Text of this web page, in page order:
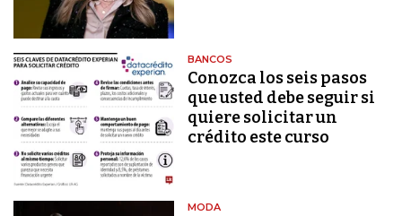
BANCOS
Conozca los seis pasos
que usted debe seguir si
quiere solicitar un
crédito este curso
MODA